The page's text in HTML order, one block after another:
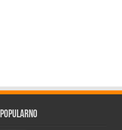
Popularno